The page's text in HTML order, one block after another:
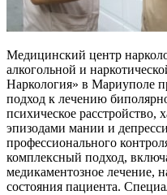
Медицинский центр
алкогольной и
Наркология» в Мариуполе
подход к лечению
психическое расстройство,
эпизодами мании и
профессионального
комплексный подход,
медикаментозное лечение,
состояния пациента.